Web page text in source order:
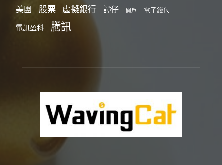
美團 股票 虛擬銀行 譚仔 開戶 電子錢包
電訊盈科 騰訊